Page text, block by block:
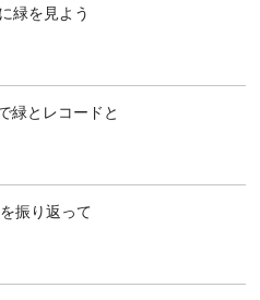
緑を見よう
緑とレコードと
振り返って